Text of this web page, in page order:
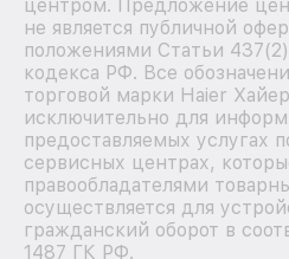
центром. Предложение
не является публичной
положениями Статьи
кодекса РФ. Все
торговой марки Haier
исключительно для
предоставляемых услугах
сервисных центрах,
правообладателями
осуществляется для
гражданский оборот в
1487 ГК РФ.